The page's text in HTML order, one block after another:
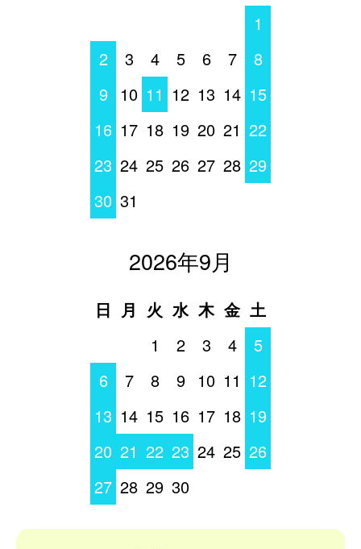
1
2
3 4 5 6 7
8
9
10 11 12 13 14 15
16 17 18 19 20 21 22
23 24 25 26 27 28 29
30 31
2026年9月
日 月 火 水 木 金 土
1
2 3 4
5
6
7 8 9 10 11 12
13 14 15 16 17 18 19
20 21 22 23 24 25 26
27 28 29 30